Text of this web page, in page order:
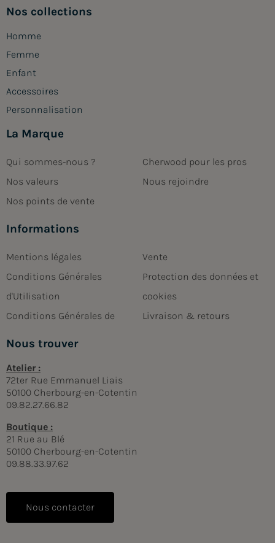
Nos collections
Homme
Femme
Enfant
Accessoires
Personnalisation
La Marque
Qui sommes-nous ?
Nos valeurs
Nos points de vente
Cherwood pour les pros
Nous rejoindre
Informations
Mentions légales
Conditions Générales
d'Utilisation
Conditions Générales de
Vente
Protection des données et
cookies
Livraison & retours
Nous trouver
Atelier :
72ter Rue Emmanuel Liais
50100 Cherbourg-en-Cotentin
09.82.27.66.82
Boutique :
21 Rue au Blé
50100 Cherbourg-en-Cotentin
09.88.33.97.62
Nous contacter